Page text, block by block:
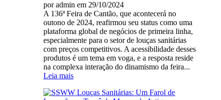
por admin em 29/10/2024
A 136ª Feira de Cantão, que acontecerá no
outono de 2024, reafirmou seu status como uma
plataforma global de negócios de primeira linha,
especialmente para o setor de louças sanitárias
com preços competitivos. A acessibilidade desses
produtos é um tema em voga, e a resposta reside
na complexa interação do dinamismo da feira...
Leia mais